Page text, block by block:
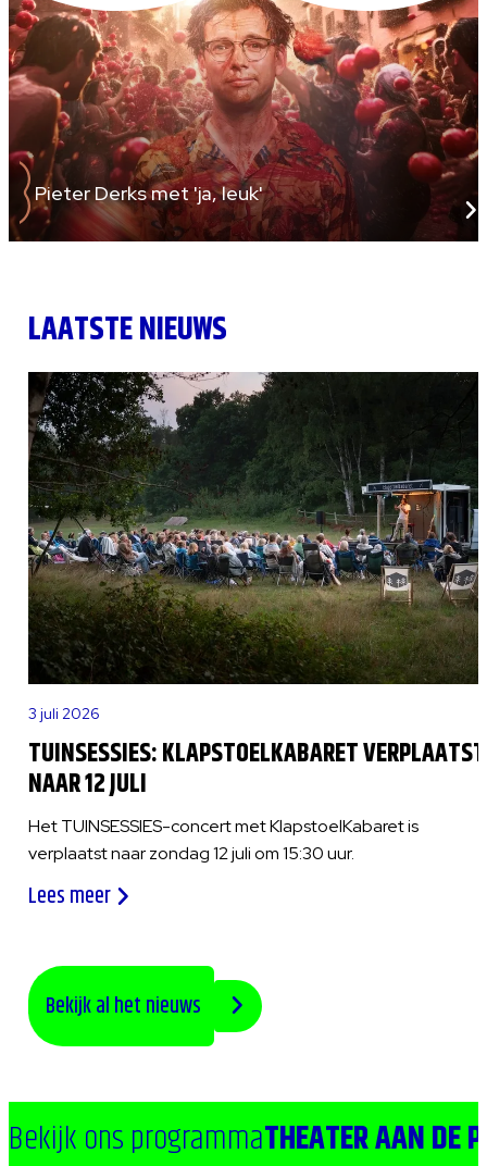
Pieter Derks met 'ja, leuk'
LAATSTE NIEUWS
3 juli 2026
TUINSESSIES: KLAPSTOELKABARET VERPLAATST
NAAR 12 JULI
Het TUINSESSIES-concert met KlapstoelKabaret is
verplaatst naar zondag 12 juli om 15:30 uur.
Lees meer
Bekijk al het nieuws
Bekijk ons programmaTHEATER AAN DE